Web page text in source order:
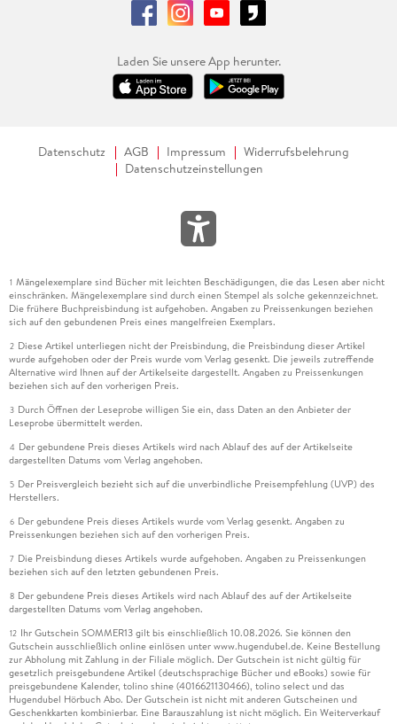
Laden Sie unsere App herunter.
Datenschutz AGB Impressum
Widerrufsbelehrung
Datenschutzeinstellungen
1 Mängelexemplare sind Bücher mit leichten Beschädigungen, die das Lesen aber nicht
einschränken. Mängelexemplare sind durch einen Stempel als solche gekennzeichnet.
Die frühere Buchpreisbindung ist aufgehoben. Angaben zu Preissenkungen beziehen
sich auf den gebundenen Preis eines mangelfreien Exemplars.
2 Diese Artikel unterliegen nicht der Preisbindung, die Preisbindung dieser Artikel
wurde aufgehoben oder der Preis wurde vom Verlag gesenkt. Die jeweils zutreffende
Alternative wird Ihnen auf der Artikelseite dargestellt. Angaben zu Preissenkungen
beziehen sich auf den vorherigen Preis.
3 Durch Öffnen der Leseprobe willigen Sie ein, dass Daten an den Anbieter der
Leseprobe übermittelt werden.
4 Der gebundene Preis dieses Artikels wird nach Ablauf des auf der Artikelseite
dargestellten Datums vom Verlag angehoben.
5 Der Preisvergleich bezieht sich auf die unverbindliche Preisempfehlung (UVP) des
Herstellers.
6 Der gebundene Preis dieses Artikels wurde vom Verlag gesenkt. Angaben zu
Preissenkungen beziehen sich auf den vorherigen Preis.
7 Die Preisbindung dieses Artikels wurde aufgehoben. Angaben zu Preissenkungen
beziehen sich auf den letzten gebundenen Preis.
8 Der gebundene Preis dieses Artikels wird nach Ablauf des auf der Artikelseite
dargestellten Datums vom Verlag angehoben.
12 Ihr Gutschein SOMMER13 gilt bis einschließlich 10.08.2026. Sie können den
Gutschein ausschließlich online einlösen unter www.hugendubel.de. Keine Bestellung
zur Abholung mit Zahlung in der Filiale möglich. Der Gutschein ist nicht gültig für
gesetzlich preisgebundene Artikel (deutschsprachige Bücher und eBooks) sowie für
preisgebundene Kalender, tolino shine (4016621130466), tolino select und das
Hugendubel Hörbuch Abo. Der Gutschein ist nicht mit anderen Gutscheinen und
Geschenkkarten kombinierbar. Eine Barauszahlung ist nicht möglich. Ein Weiterverkauf